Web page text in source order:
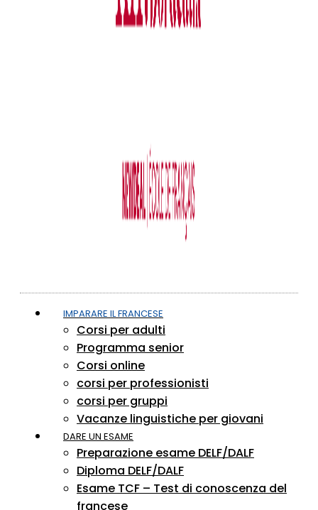
IMPARARE IL FRANCESE
Corsi per adulti
Programma senior
Corsi online
corsi per professionisti
corsi per gruppi
Vacanze linguistiche per giovani
DARE UN ESAME
Preparazione esame DELF/DALF
Diploma DELF/DALF
Esame TCF – Test di conoscenza del
francese